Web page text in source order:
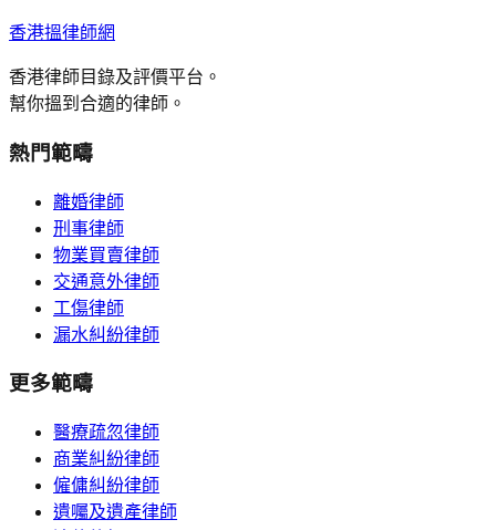
香港搵律師網
香港律師目錄及評價平台。
幫你搵到合適的律師。
熱門範疇
離婚律師
刑事律師
物業買賣律師
交通意外律師
工傷律師
漏水糾紛律師
更多範疇
醫療疏忽律師
商業糾紛律師
僱傭糾紛律師
遺囑及遺產律師